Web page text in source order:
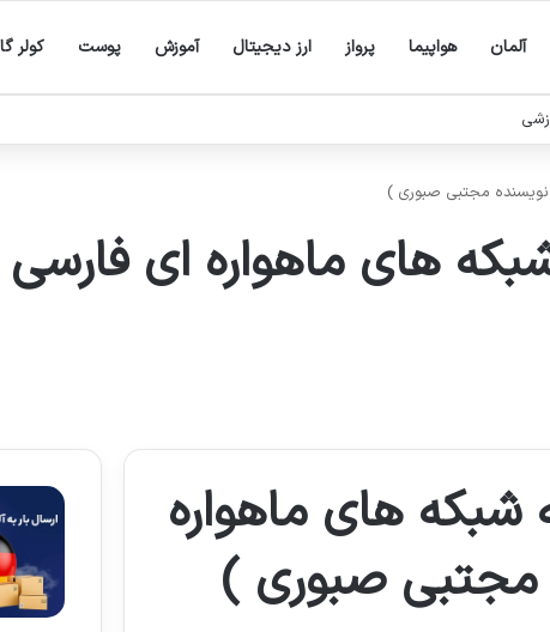
آلمان هواپیما پرواز ارز دیجیتال آموزش پوست کولر
مجتبی صبوری )
های ماهواره ای فارسی
های ماهواره
مجتبی صبوری )